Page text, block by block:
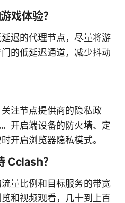
戏体验？
迟的代理节点，尽量将游
的低延迟通道，减少抖动
注节点提供商的隐私政
开启端设备的防火墙、定
开启浏览器隐私模式。
Cclash？
量比例和目标服务的带宽
和视频观看，几十到上百